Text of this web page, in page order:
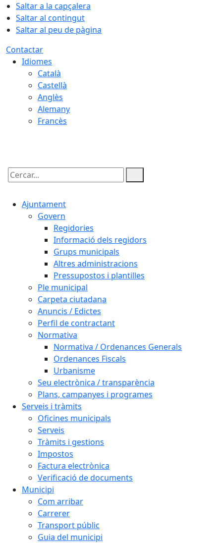
Saltar a la capçalera
Saltar al contingut
Saltar al peu de pàgina
Contactar
Idiomes
Català
Castellà
Anglès
Alemany
Francès
Cercar:
Ajuntament
Govern
Regidories
Informació dels regidors
Grups municipals
Altres administracions
Pressupostos i plantilles
Ple municipal
Carpeta ciutadana
Anuncis / Edictes
Perfil de contractant
Normativa
Normativa / Ordenances Generals
Ordenances Fiscals
Urbanisme
Seu electrònica / transparència
Plans, campanyes i programes
Serveis i tràmits
Oficines municipals
Serveis
Tràmits i gestions
Impostos
Factura electrònica
Verificació de documents
Municipi
Com arribar
Carrerer
Transport públic
Guia del municipi